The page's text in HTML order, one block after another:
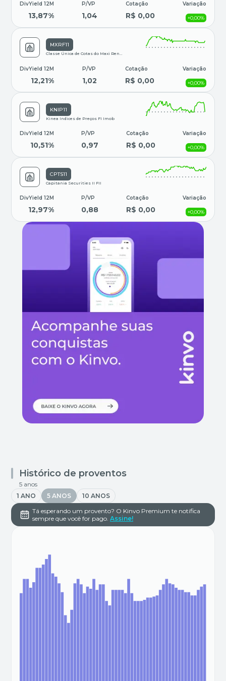
DivYield 12M
13,87%
P/VP
1,04
Cotação
R$ 0,00
Variação
+0,00%
MXRF11
Classe Única de Cotas do Maxi Renda Fundo de Inves
DivYield 12M
12,21%
P/VP
1,02
Cotação
R$ 0,00
Variação
+0,00%
KNIP11
Kinea Indices de Preços FI Imob
DivYield 12M
10,51%
P/VP
0,97
Cotação
R$ 0,00
Variação
+0,00%
CPTS11
Capitania Securities II FII
DivYield 12M
12,97%
P/VP
0,88
Cotação
R$ 0,00
Variação
+0,00%
Histórico de proventos
5 anos
1 ANO
5 ANOS
10 ANOS
Tá esperando um provento? O Kinvo Premium te notifica
sempre que você for pago. Assine!